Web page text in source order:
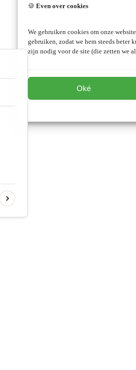
🍪 Even over cookies
We gebruiken cookies om onze
gebruiken, zodat we hem steeds beter
zijn nodig voor de site (die zetten we
Oké